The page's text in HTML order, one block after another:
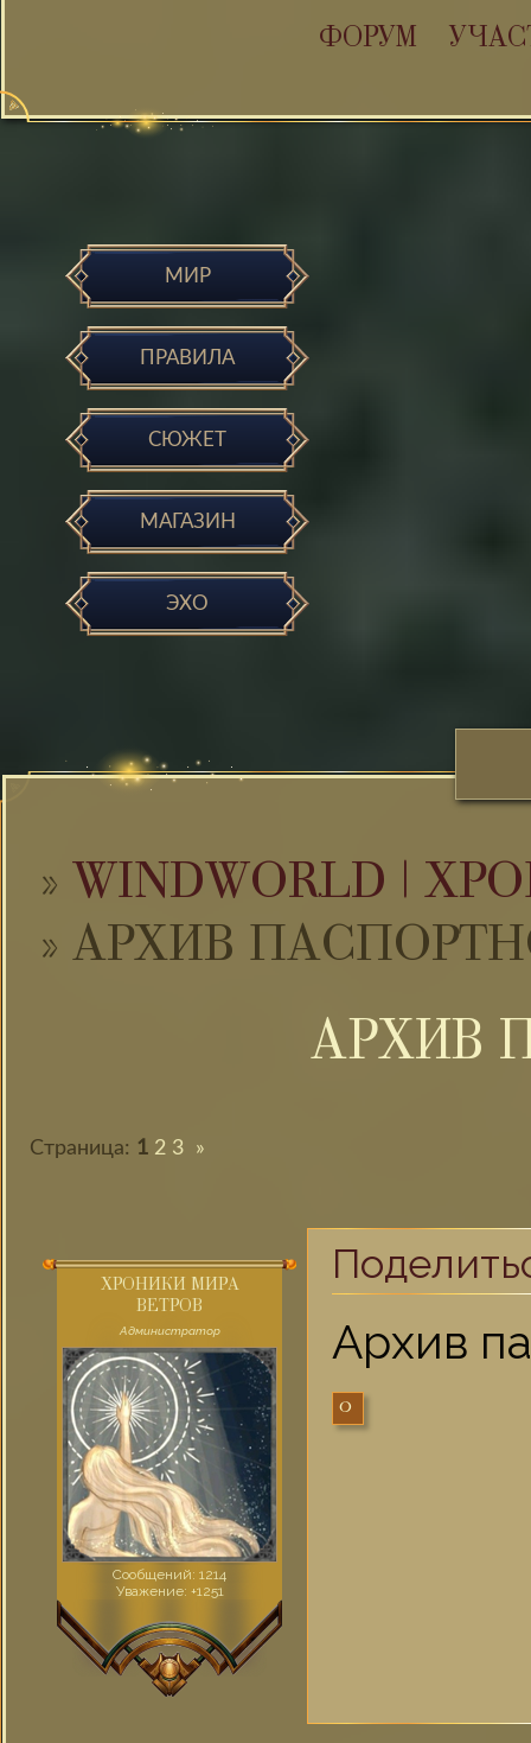
ФОРУМ
МИР
ПРАВИЛА
СЮЖЕТ
МАГАЗИН
ЭХО
» WINDWORLD |
» АРХИВ
АРХИВ
Страница: 1 2 3 »
ХРОНИКИ МИРА
ВЕТРОВ
Администратор
Сообщений: 1214
Уважение: +1251
Архив
0